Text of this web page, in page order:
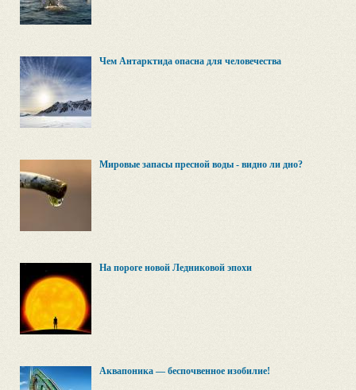
Чем Антарктида опасна для человечества
Мировые запасы пресной воды - видно ли дно?
На пороге новой Ледниковой эпохи
Аквапоника — беспочвенное изобилие!